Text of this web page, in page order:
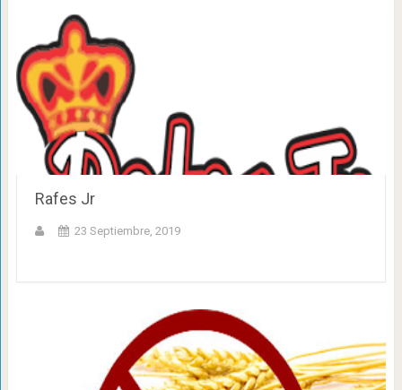
Rafes Jr
23 Septiembre, 2019